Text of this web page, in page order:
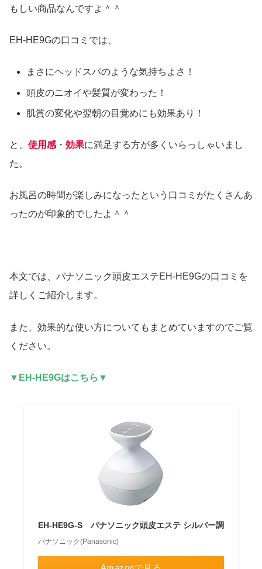
もしい商品なんですよ＾＾
EH-HE9Gの口コミでは、
まさにヘッドスパのような気持ちよさ！
頭皮のニオイや髪質が変わった！
肌質の変化や翌朝の目覚めにも効果あり！
と、 使用感 ・ 効果に満足する方が多くいらっしゃいまし
た。
お風呂の時間が楽しみになったという口コミがたくさんあ
ったのが印象的でしたよ＾＾
本文では、パナソニック頭皮エステEH-HE9Gの口コミを
詳しくご紹介します。
また、効果的な使い方についてもまとめていますのでご覧
ください。
▼EH-HE9Gはこちら▼
EH-HE9G-S パナソニック頭皮エステ シルバー調
パナソニック(Panasonic)